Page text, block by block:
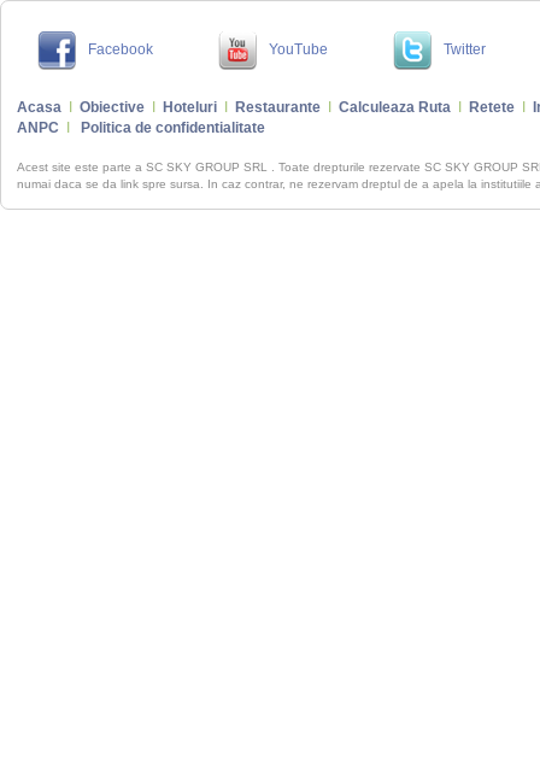
Facebook YouTube Twitter
Acasa Obiective Hoteluri Restaurante Calculeaza Ruta Retete
ANPC
Politica de confidentialitate
Acest site este parte a SC SKY GROUP SRL . Toate drepturile rezervate SC SKY GROUP
numai daca se da link spre sursa. In caz contrar, ne rezervam dreptul de a apela la institutiile